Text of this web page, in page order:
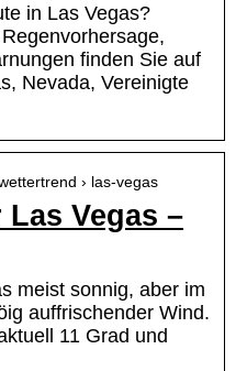
in Las Vegas?
finden Sie auf
Nevada, Vereinigte
› las-vegas
Las Vegas –
meist sonnig, aber im
auffrischender Wind.
11 Grad und